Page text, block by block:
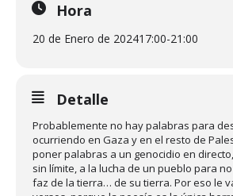
Hora
20 de Enero de 202417:00-21:00
Detalle
Probablemente no hay palabras para
ocurriendo en Gaza y en el resto de
poner palabras a un genocidio en
sin límite, a la lucha de un pueblo para
faz de la tierra… de su tierra. Por eso le